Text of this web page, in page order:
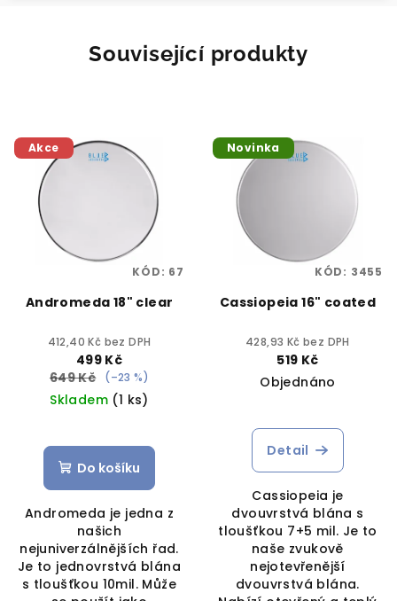
Související produkty
Akce
Andromeda 18" clear
412,40 Kč bez DPH
499 Kč
649 Kč
(–23 %)
Skladem (1 ks)
Do košíku
Andromeda je jedna z
našich
nejuniverzálnějších řad.
Je to jednovrstvá blána
s tloušťkou 10mil. Může
KÓD: 67
Novinka
Cassiopeia 16" coated
428,93 Kč bez DPH
519 Kč
Objednáno
Detail
Cassiopeia je
dvouvrstvá blána s
tloušťkou 7+5 mil. Je to
naše zvukově
nejotevřenější
dvouvrstvá blána.
KÓD: 3455